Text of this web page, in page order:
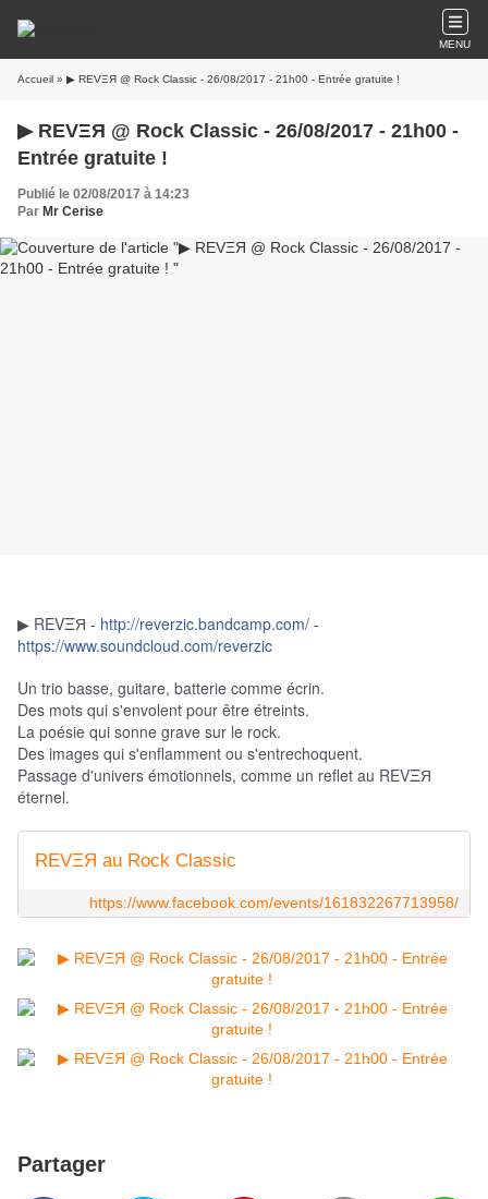
MENU
Accueil » ▶ REVΞЯ @ Rock Classic - 26/08/2017 - 21h00 - Entrée gratuite !
▶ REVΞЯ @ Rock Classic - 26/08/2017 - 21h00 -
Entrée gratuite !
Publié le 02/08/2017 à 14:23
Par Mr Cerise
▶ REVΞЯ - http://reverzic.bandcamp.com/ -
https://www.soundcloud.com/reverzic
Un trio basse, guitare, batterie comme écrin.
Des mots qui s'envolent pour être étreints.
La poésie qui sonne grave sur le rock.
Des images qui s'enflamment ou s'entrechoquent.
Passage d'univers émotionnels, comme un reflet au REVΞЯ
éternel.
REVΞЯ au Rock Classic
https://www.facebook.com/events/161832267713958/
Partager